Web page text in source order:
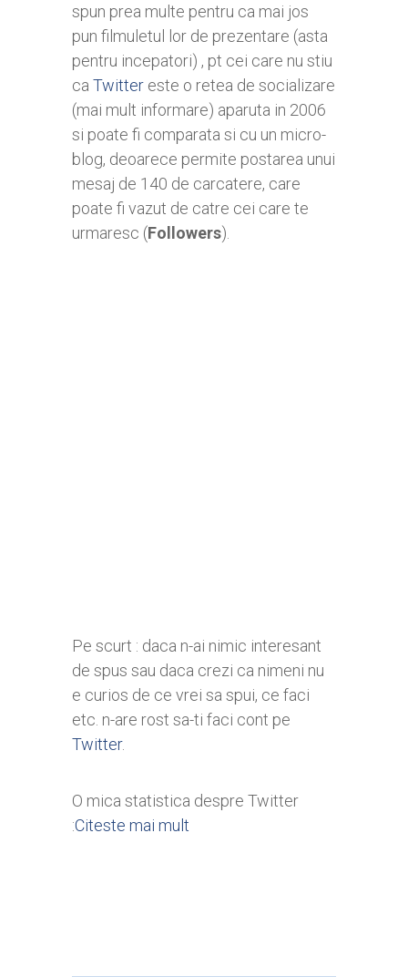
spun prea multe pentru ca mai jos
pun filmuletul lor de prezentare (asta
pentru incepatori) , pt cei care nu stiu
ca Twitter este o retea de socializare
(mai mult informare) aparuta in 2006
si poate fi comparata si cu un micro-
blog, deoarece permite postarea unui
mesaj de 140 de carcatere, care
poate fi vazut de catre cei care te
urmaresc (Followers).
Pe scurt : daca n-ai nimic interesant
de spus sau daca crezi ca nimeni nu
e curios de ce vrei sa spui, ce faci
etc. n-are rost sa-ti faci cont pe
Twitter.
O mica statistica despre Twitter
:Citeste mai mult